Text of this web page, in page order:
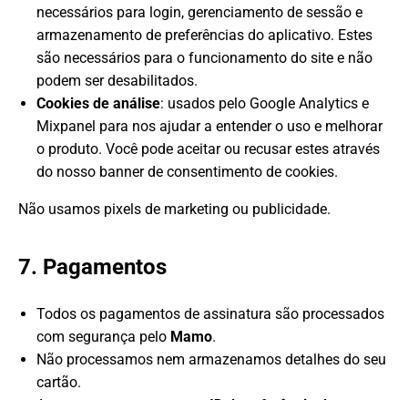
necessários para login, gerenciamento de sessão e
armazenamento de preferências do aplicativo. Estes
são necessários para o funcionamento do site e não
podem ser desabilitados.
Cookies de análise: usados pelo Google Analytics e
Mixpanel para nos ajudar a entender o uso e melhorar
o produto. Você pode aceitar ou recusar estes através
do nosso banner de consentimento de cookies.
Não usamos pixels de marketing ou publicidade.
7. Pagamentos
Todos os pagamentos de assinatura são processados
com segurança pelo Mamo.
Não processamos nem armazenamos detalhes do seu
cartão.